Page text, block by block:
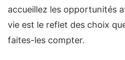
accueillez les opportunités
vie est le reflet des choix
faites-les compter.